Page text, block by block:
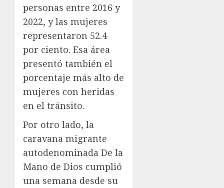
personas entre 2016 y
2022, y las mujeres
representaron 52.4
por ciento. Esa área
presentó también el
porcentaje más alto de
mujeres con heridas
en el tránsito.
Por otro lado, la
caravana migrante
autodenominada De la
Mano de Dios cumplió
una semana desde su